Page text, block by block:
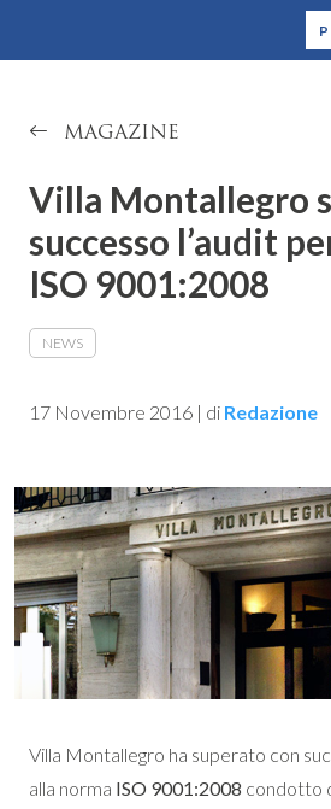
MONTALLEGRO
MAGAZINE
Villa Montallegro
successo l’audit
ISO 9001:2008
NEWS
17 Novembre 2016 | di Redazione
Villa Montallegro ha superato con
alla norma ISO 9001:2008 condotto